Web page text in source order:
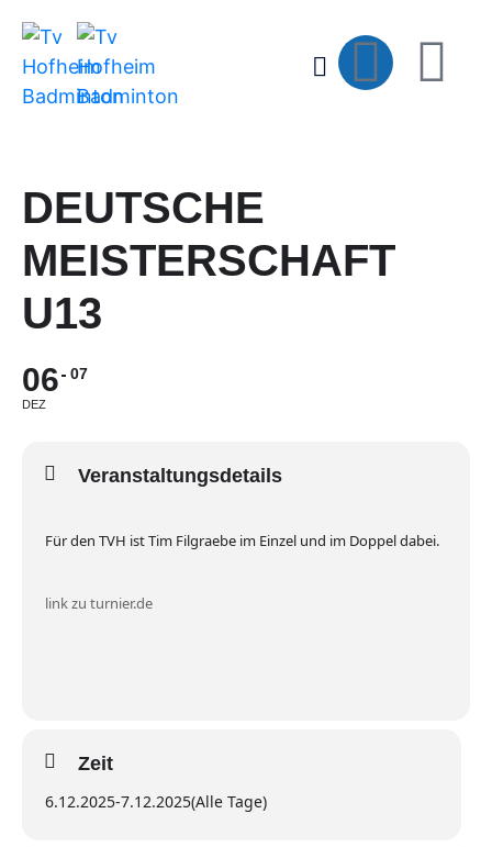
DEUTSCHE
MEISTERSCHAFT
U13
06
DEZ
07
Veranstaltungsdetails
Für den TVH ist Tim Filgraebe im Einzel und im Doppel dabei.
link zu turnier.de
Zeit
6.12.2025-7.12.2025(Alle Tage)